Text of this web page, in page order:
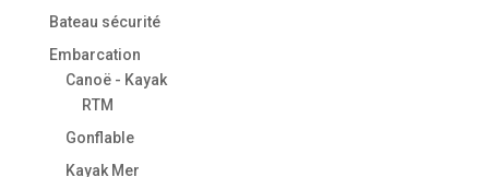
Bateau sécurité
Embarcation
Canoë - Kayak
RTM
Gonflable
Kayak Mer